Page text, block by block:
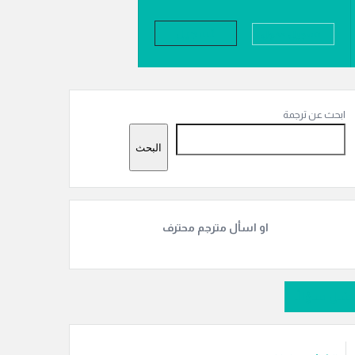
الجانبية
ابحث عن ترجمة
البحث
او اسأل مترجم محترف